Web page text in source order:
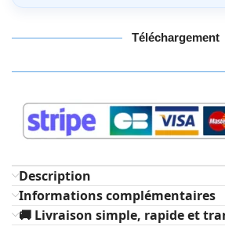
Téléchargement
Description
Informations complémentaires
🚚 Livraison simple, rapide et